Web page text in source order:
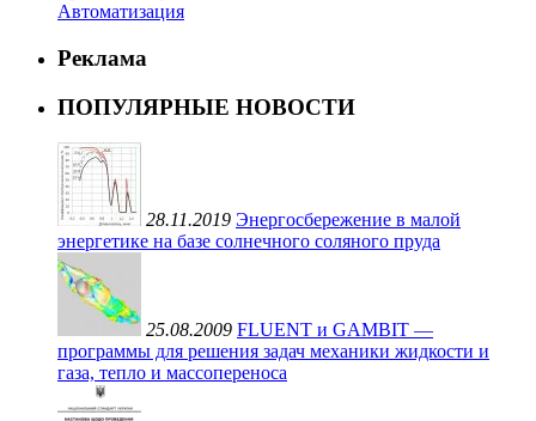
Автоматизация
Реклама
ПОПУЛЯРНЫЕ НОВОСТИ
28.11.2019 Энергосбережение в малой
энергетике на базе солнечного соляного пруда
25.08.2009 FLUENT и GAMBIT —
программы для решения задач механики жидкости и
газа, тепло и массопереноса